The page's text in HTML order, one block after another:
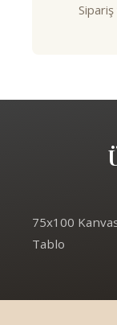
75x100
Tablo